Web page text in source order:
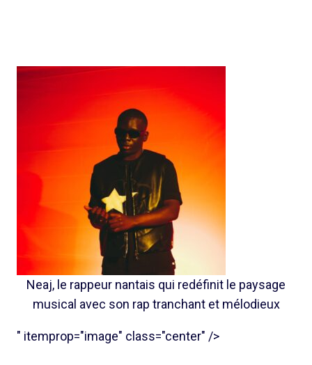
Neaj, le rappeur nantais qui redéfinit le paysage
musical avec son rap tranchant et mélodieux
" itemprop="image" class="center" />